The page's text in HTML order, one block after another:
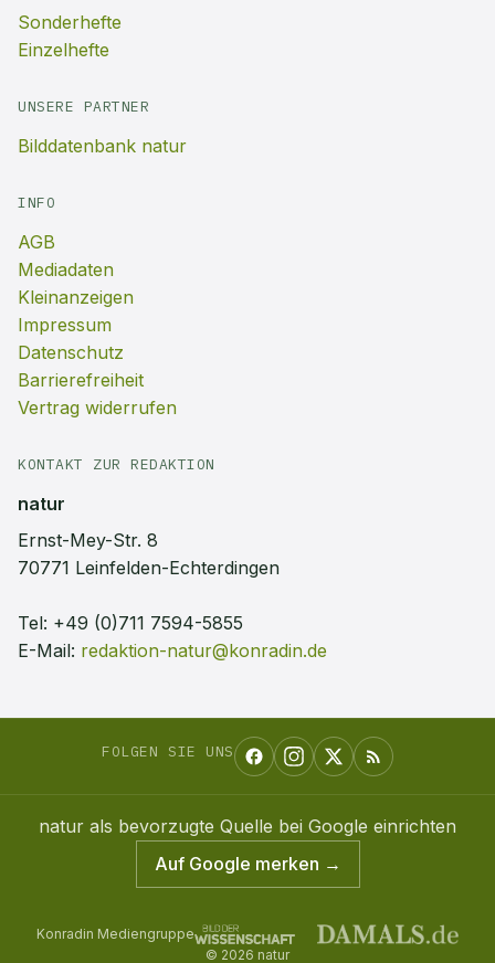
Sonderhefte
Einzelhefte
UNSERE PARTNER
Bilddatenbank natur
INFO
AGB
Mediadaten
Kleinanzeigen
Impressum
Datenschutz
Barrierefreiheit
Vertrag widerrufen
KONTAKT ZUR REDAKTION
natur
Ernst-Mey-Str. 8
70771 Leinfelden-Echterdingen
Tel: +49 (0)711 7594-5855
E-Mail: redaktion-natur@konradin.de
FOLGEN SIE UNS
natur als bevorzugte Quelle bei Google einrichten
Auf Google merken →
Konradin Mediengruppe
© 2026 natur